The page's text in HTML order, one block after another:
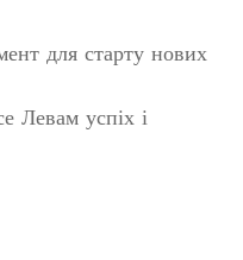
для старту нових
Левам успіх і